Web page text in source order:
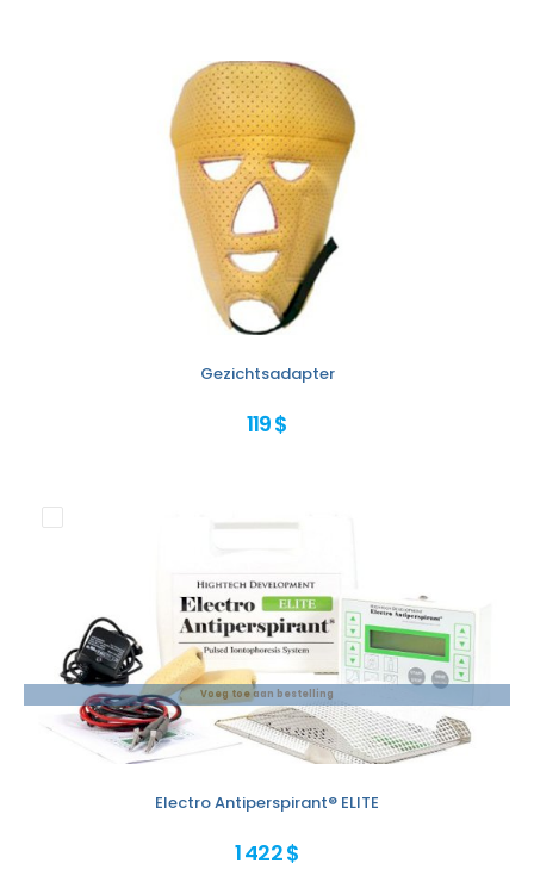
Gezichtsadapter
119 $
Voeg toe aan bestelling
Electro Antiperspirant® ELITE
1 422 $